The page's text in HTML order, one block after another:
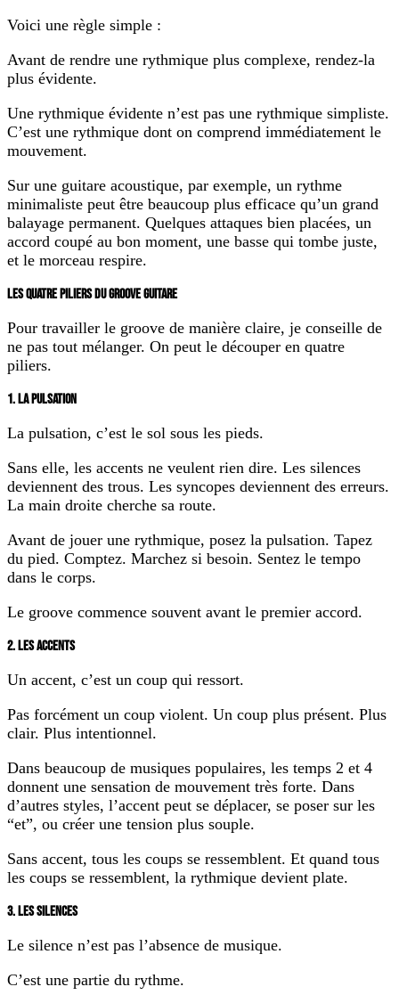
Voici une règle simple :
Avant de rendre une rythmique plus complexe, rendez-la
plus évidente.
Une rythmique évidente n’est pas une rythmique simpliste.
C’est une rythmique dont on comprend immédiatement le
mouvement.
Sur une guitare acoustique, par exemple, un rythme
minimaliste peut être beaucoup plus efficace qu’un grand
balayage permanent. Quelques attaques bien placées, un
accord coupé au bon moment, une basse qui tombe juste,
et le morceau respire.
LES QUATRE PILIERS DU GROOVE GUITARE
Pour travailler le groove de manière claire, je conseille de
ne pas tout mélanger. On peut le découper en quatre
piliers.
1. LA PULSATION
La pulsation, c’est le sol sous les pieds.
Sans elle, les accents ne veulent rien dire. Les silences
deviennent des trous. Les syncopes deviennent des erreurs.
La main droite cherche sa route.
Avant de jouer une rythmique, posez la pulsation. Tapez
du pied. Comptez. Marchez si besoin. Sentez le tempo
dans le corps.
Le groove commence souvent avant le premier accord.
2. LES ACCENTS
Un accent, c’est un coup qui ressort.
Pas forcément un coup violent. Un coup plus présent. Plus
clair. Plus intentionnel.
Dans beaucoup de musiques populaires, les temps 2 et 4
donnent une sensation de mouvement très forte. Dans
d’autres styles, l’accent peut se déplacer, se poser sur les
“et”, ou créer une tension plus souple.
Sans accent, tous les coups se ressemblent. Et quand tous
les coups se ressemblent, la rythmique devient plate.
3. LES SILENCES
Le silence n’est pas l’absence de musique.
C’est une partie du rythme.